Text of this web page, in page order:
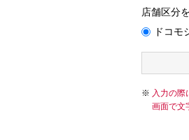
店舗区分
ドコモ
入力の際
画面で文